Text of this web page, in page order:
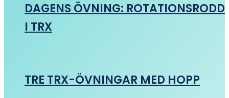
DAGENS ÖVNING: ROTATIONSRODD
I TRX
TRE TRX-ÖVNINGAR MED HOPP